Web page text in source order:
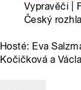
Vypravěči |
Český
Hosté: Eva
Kočičková a